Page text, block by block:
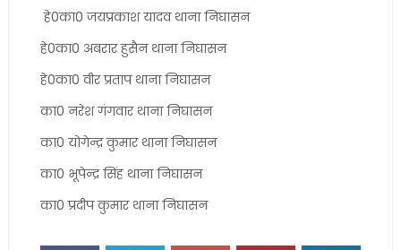
हे0का0 जयप्रकाश यादव थाना निघासन
हे0का0 अबरार हुसैन थाना निघासन
हे0का0 वीर प्रताप थाना निघासन
का0 नरेश गंगवार थाना निघासन
का0 योगेन्द्र कुमार थाना निघासन
का0 भूपेन्द्र सिंह थाना निघासन
का0 प्रदीप कुमार थाना निघासन